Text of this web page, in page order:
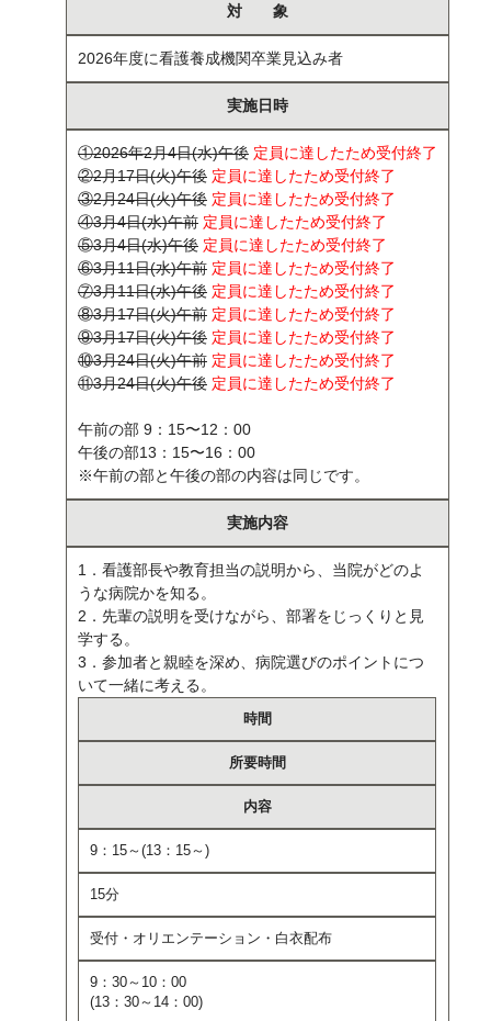
対 象
2026年度に看護養成機関卒業見込み者
実施日時
①2026年2月4日(水)午後 定員に達したため受付終了
②2月17日(火)午後 定員に達したため受付終了
③2月24日(火)午後 定員に達したため受付終了
④3月4日(水)午前 定員に達したため受付終了
⑤3月4日(水)午後 定員に達したため受付終了
⑥3月11日(水)午前 定員に達したため受付終了
⑦3月11日(水)午後 定員に達したため受付終了
⑧3月17日(火)午前 定員に達したため受付終了
⑨3月17日(火)午後 定員に達したため受付終了
⑩3月24日(火)午前 定員に達したため受付終了
⑪3月24日(火)午後 定員に達したため受付終了
午前の部 9：15〜12：00
午後の部13：15〜16：00
※午前の部と午後の部の内容は同じです。
実施内容
1．看護部長や教育担当の説明から、当院がどのよ
うな病院かを知る。
2．先輩の説明を受けながら、部署をじっくりと見
学する。
3．参加者と親睦を深め、病院選びのポイントにつ
いて一緒に考える。
時間
所要時間
内容
9：15～(13：15～)
15分
受付・オリエンテーション・白衣配布
9：30～10：00
(13：30～14：00)